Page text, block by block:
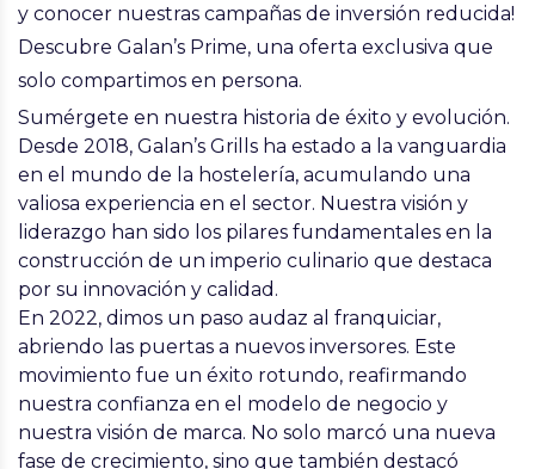
y conocer nuestras campañas de inversión reducida!
Descubre Galan’s Prime, una oferta exclusiva que
solo compartimos en persona.
Sumérgete en nuestra historia de éxito y evolución.
Desde 2018, Galan’s Grills ha estado a la vanguardia
en el mundo de la hostelería, acumulando una
valiosa experiencia en el sector. Nuestra visión y
liderazgo han sido los pilares fundamentales en la
construcción de un imperio culinario que destaca
por su innovación y calidad.
En 2022, dimos un paso audaz al franquiciar,
abriendo las puertas a nuevos inversores. Este
movimiento fue un éxito rotundo, reafirmando
nuestra confianza en el modelo de negocio y
nuestra visión de marca. No solo marcó una nueva
fase de crecimiento, sino que también destacó